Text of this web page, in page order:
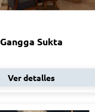
Gangga Sukta
Ver detalles